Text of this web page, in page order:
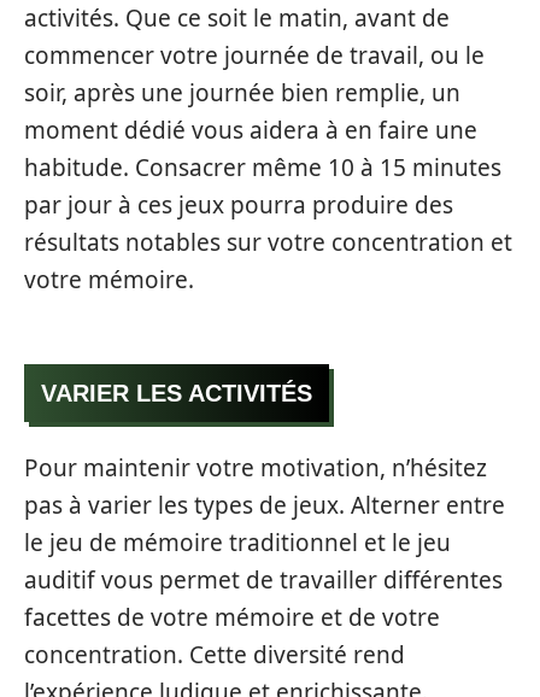
activités. Que ce soit le matin, avant de
commencer votre journée de travail, ou le
soir, après une journée bien remplie, un
moment dédié vous aidera à en faire une
habitude. Consacrer même 10 à 15 minutes
par jour à ces jeux pourra produire des
résultats notables sur votre concentration et
votre mémoire.
VARIER LES ACTIVITÉS
Pour maintenir votre motivation, n’hésitez
pas à varier les types de jeux. Alterner entre
le jeu de mémoire traditionnel et le jeu
auditif vous permet de travailler différentes
facettes de votre mémoire et de votre
concentration. Cette diversité rend